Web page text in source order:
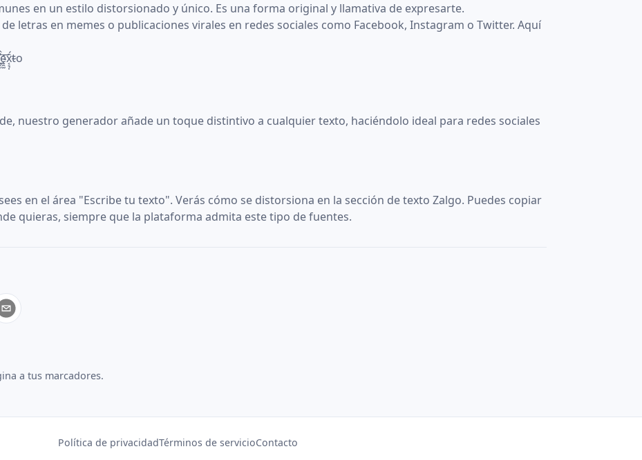
en un estilo distorsionado y único. Es una forma original y llamativa de expresarte.
letras en memes o publicaciones virales en redes sociales como Facebook, Instagram o Twitter. Aquí
nuestro generador añade un toque distintivo a cualquier texto, haciéndolo ideal para redes sociales
en el área "Escribe tu texto". Verás cómo se distorsiona en la sección de texto Zalgo. Puedes copiar
quieras, siempre que la plataforma admita este tipo de fuentes.
a tus marcadores.
Política de privacidadTérminos de servicioContacto